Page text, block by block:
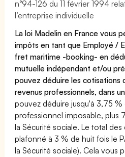
n°94-126 du 11 février 1994
l’entreprise individuelle
La loi Madelin en France vous
impôts en tant que Employé /
fret maritime -booking- en
mutuelle indépendant et/ou
pouvez déduire les cotisations
revenus professionnels, dans
pouvez déduire jusqu'à 3,75
professionnel imposable, plus
la Sécurité sociale. Le total
plafonné à 3 % de huit fois le
la Sécurité sociale). Cela vous